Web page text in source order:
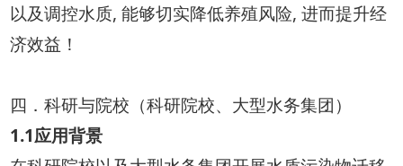
以及调控水质, 能够切实降低养殖风险, 进而提升经
济效益！
四．科研与院校（科研院校、大型水务集团）
1.1应用背景